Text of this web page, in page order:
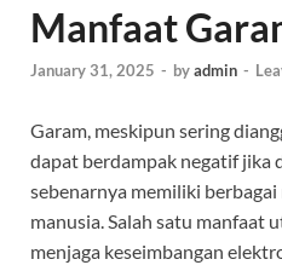
Manfaat
January 31, 2025 - byadmin -
Garam, meskipun sering
dapat berdampak negatif jika
sebenarnya memiliki
manusia. Salah satu manfaat
menjaga keseimbangan